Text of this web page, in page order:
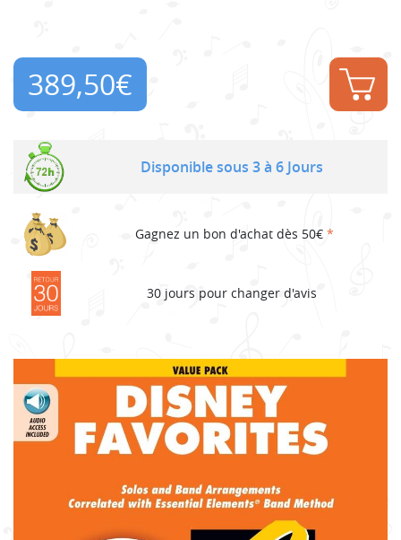
389,50€
Disponible sous 3 à 6 Jours
Gagnez un bon d'achat dès 50€ *
30 jours pour changer d'avis